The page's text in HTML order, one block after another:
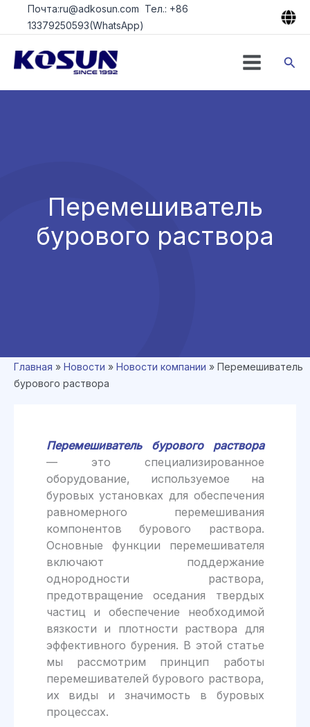
ПерейтиПочта:ru@adkosun.com Тел.: +86
13379250593(WhatsApp)
Перемешиватель
бурового раствора
Главная » Новости » Новости компании » Перемешиватель
бурового раствора
Перемешиватель бурового раствора
— это специализированное
оборудование, используемое на
буровых установках для обеспечения
равномерного перемешивания
компонентов бурового раствора.
Основные функции перемешивателя
включают поддержание
однородности раствора,
предотвращение оседания твердых
частиц и обеспечение необходимой
вязкости и плотности раствора для
эффективного бурения. В этой статье
мы рассмотрим принцип работы
перемешивателей бурового раствора,
их виды и значимость в буровых
процессах.